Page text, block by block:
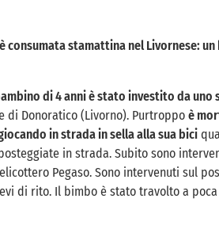
consumata stamattina nel Livornese:
di 4 anni è stato investito da uno
di Donoratico (Livorno). Purtroppo è
in strada in sella alla sua bici
in strada. Subito sono
Pegaso. Sono intervenuti sul
di rito. Il bimbo è stato travolto a poca